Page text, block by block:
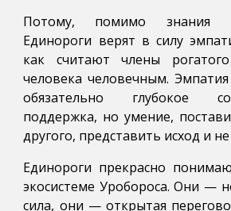
Потому, помимо знания
Единороги верят в силу
как считают члены
человека человечным.
обязательно глубокое
поддержка, но умение,
другого, представить исход и не
Единороги прекрасно
экосистеме Уробороса. Они —
сила, они — открытая